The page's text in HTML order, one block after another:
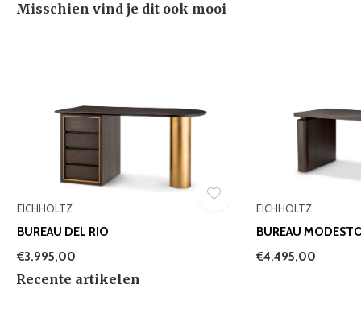
Misschien vind je dit ook mooi
EICHHOLTZ
BUREAU DEL RIO
€3.995,00
EICHHOLTZ
BUREAU
€4.495,00
Recente artikelen